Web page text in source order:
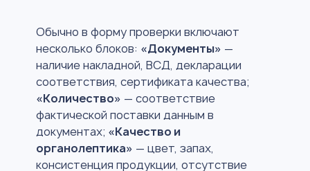
Обычно в форму проверки включают
несколько блоков: «Документы» —
наличие накладной, ВСД, декларации
соответствия, сертификата качества;
«Количество» — соответствие
фактической поставки данным в
документах; «Качество и
органолептика» — цвет, запах,
консистенция продукции, отсутствие